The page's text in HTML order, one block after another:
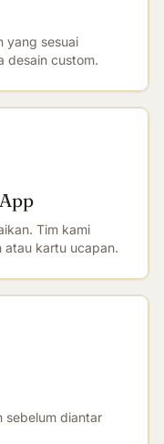
yang sesuai
desain custom.
Tim kami
atau kartu ucapan.
sebelum diantar